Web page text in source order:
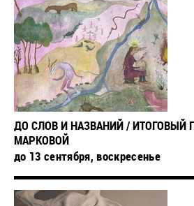
ДО СЛОВ И НАЗВАНИЙ / ИТОГОВЫЙ
МАРКОВОЙ
до 13 сентября, воскресенье